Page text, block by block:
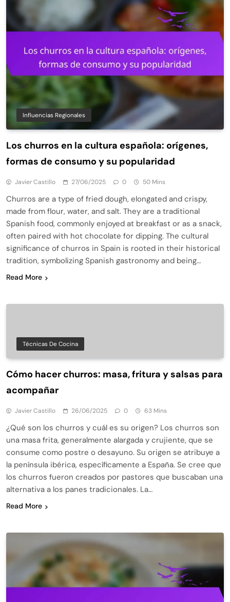
Influencias Regionales
Los churros en la cultura española: orígenes,
formas de consumo y su popularidad
Javier Castillo 27/06/2025 0 50 Mins
Churros are a type of fried dough, elongated and crispy,
made from flour, water, and salt. They are a traditional
Spanish food, commonly enjoyed at breakfast or as a snack,
often paired with hot chocolate for dipping. The cultural
significance of churros in Spain is rooted in their historical
tradition, symbolizing Spanish gastronomy and being…
Read More
Técnicas De Cocina
Cómo hacer churros: masa, fritura y salsas para
acompañar
Javier Castillo 26/06/2025 0 63 Mins
¿Qué son los churros y cuál es su origen? Los churros son
una masa frita, generalmente alargada y crujiente, que se
consume como postre o desayuno. Su origen se atribuye a
la península ibérica, específicamente a España. Se cree que
los churros fueron creados por pastores que buscaban una
alternativa a los panes tradicionales. La…
Read More